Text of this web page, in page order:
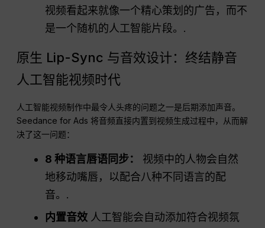
视频看起来就像一个精心策划的广告，而不
是一个随机的人工智能片段。.
原生 Lip-Sync 与音效设计：终结静音
人工智能视频时代
人工智能视频制作中最令人头疼的问题之一是后期添加声音。
Seedance for Ads 将音频直接内置到视频生成过程中，从而解
决了这一问题：
8 种语言唇语同步：
视频中的人物会自然
地移动嘴唇，以配合八种不同语言的配
音。.
内置音效 人工智能会自动添加符合视频氛